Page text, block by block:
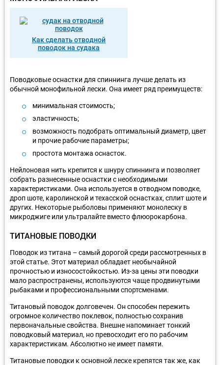
Как сделать отводной
поводок на судака
Поводковые оснастки для спиннинга лучше делать из
обычной монофильной лески. Она имеет ряд преимуществ:
минимальная стоимость;
эластичность;
возможность подобрать оптимальный диаметр, цвет
и прочие рабочие параметры;
простота монтажа оснасток.
Нейлоновая нить крепится к шнуру спиннинга и позволяет
собрать разнесенные оснастки с необходимыми
характеристиками. Она используется в отводном поводке,
дроп шоте, каролинской и техасской оснастках, сплит шоте и
других. Некоторые рыболовы применяют монолеску в
микроджиге или ультралайте вместо флюорокарбона.
ТИТАНОВЫЕ ПОВОДКИ
Поводок из титана – самый дорогой среди рассмотренных в
этой статье. Этот материал обладает необычайной
прочностью и износостойкостью. Из-за цены эти поводки
мало распространены, используются чаще продвинутыми
рыбаками и профессиональными спортсменами.
Титановый поводок долговечен. Он способен пережить
огромное количество поклевок, полностью сохранив
первоначальные свойства. Внешне напоминает тонкий
поводковый материал, но превосходит его по рабочим
характеристикам. Абсолютно не имеет памяти.
Титановые поводки к основной леске крепятся так же, как